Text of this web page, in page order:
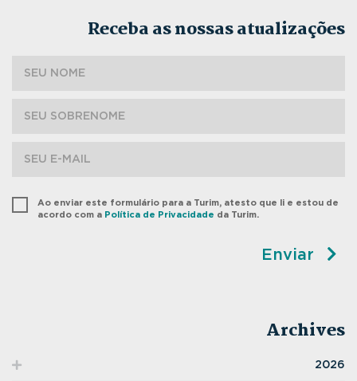
Receba as nossas atualizações
Ao enviar este formulário para a Turim, atesto que li e estou de
acordo com a Política de Privacidade da Turim.
Enviar
Archives
2026